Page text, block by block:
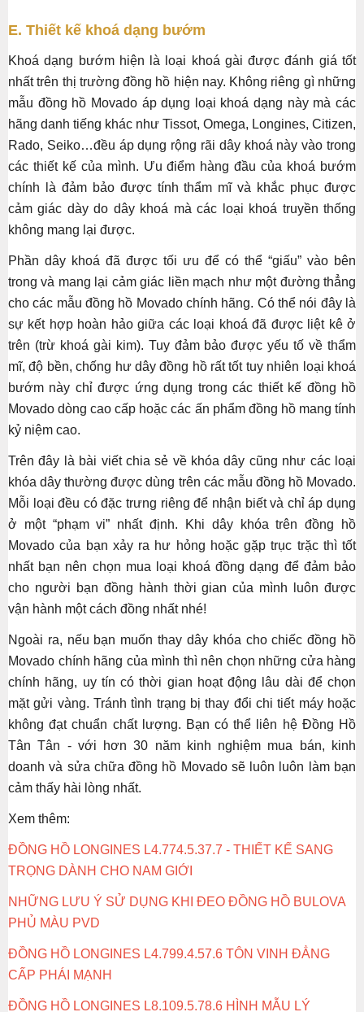
E. Thiết kế khoá dạng bướm
Khoá dạng bướm hiện là loại khoá gài được đánh giá tốt
nhất trên thị trường đồng hồ hiện nay. Không riêng gì những
mẫu đồng hồ Movado áp dụng loại khoá dạng này mà các
hãng danh tiếng khác như Tissot, Omega, Longines, Citizen,
Rado, Seiko…đều áp dụng rộng rãi dây khoá này vào trong
các thiết kế của mình. Ưu điểm hàng đầu của khoá bướm
chính là đảm bảo được tính thẩm mĩ và khắc phục được
cảm giác dày do dây khoá mà các loại khoá truyền thống
không mang lại được.
Phần dây khoá đã được tối ưu để có thể “giấu” vào bên
trong và mang lại cảm giác liền mạch như một đường thẳng
cho các mẫu đồng hồ Movado chính hãng. Có thể nói đây là
sự kết hợp hoàn hảo giữa các loại khoá đã được liệt kê ở
trên (trừ khoá gài kim). Tuy đảm bảo được yếu tố về thẩm
mĩ, độ bền, chống hư dây đồng hồ rất tốt tuy nhiên loại khoá
bướm này chỉ được ứng dụng trong các thiết kế đồng hồ
Movado dòng cao cấp hoặc các ấn phẩm đồng hồ mang tính
kỷ niệm cao.
Trên đây là bài viết chia sẻ về khóa dây cũng như các loại
khóa dây thường được dùng trên các mẫu đồng hồ Movado.
Mỗi loại đều có đặc trưng riêng để nhận biết và chỉ áp dụng
ở một “phạm vi” nhất định. Khi dây khóa trên đồng hồ
Movado của bạn xảy ra hư hỏng hoặc gặp trục trặc thì tốt
nhất bạn nên chọn mua loại khoá đồng dạng để đảm bảo
cho người bạn đồng hành thời gian của mình luôn được
vận hành một cách đồng nhất nhé!
Ngoài ra, nếu bạn muốn thay dây khóa cho chiếc đồng hồ
Movado chính hãng của mình thì nên chọn những cửa hàng
chính hãng, uy tín có thời gian hoạt động lâu dài để chọn
mặt gửi vàng. Tránh tình trạng bị thay đổi chi tiết máy hoặc
không đạt chuẩn chất lượng. Bạn có thể liên hệ Đồng Hồ
Tân Tân - với hơn 30 năm kinh nghiệm mua bán, kinh
doanh và sửa chữa đồng hồ Movado sẽ luôn luôn làm bạn
cảm thấy hài lòng nhất.
Xem thêm:
ĐỒNG HỒ LONGINES L4.774.5.37.7 - THIẾT KẾ SANG
TRỌNG DÀNH CHO NAM GIỚI
NHỮNG LƯU Ý SỬ DỤNG KHI ĐEO ĐỒNG HỒ BULOVA
PHỦ MÀU PVD
ĐỒNG HỒ LONGINES L4.799.4.57.6 TÔN VINH ĐẲNG
CẤP PHÁI MẠNH
ĐỒNG HỒ LONGINES L8.109.5.78.6 HÌNH MẪU LÝ